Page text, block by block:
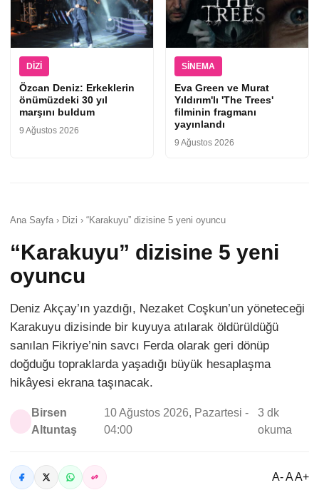
DIZI
Özcan Deniz: Erkeklerin
önümüzdeki 30 yıl
marşını buldum
9 Ağustos 2026
SINEMA
Eva Green ve Murat
Yıldırım'lı 'The Trees'
filminin fragmanı
yayınlandı
9 Ağustos 2026
Ana Sayfa › Dizi › “Karakuyu” dizisine 5 yeni oyuncu
“Karakuyu” dizisine 5 yeni
oyuncu
Deniz Akçay’ın yazdığı, Nezaket Coşkun’un yöneteceği
Karakuyu dizisinde bir kuyuya atılarak öldürüldüğü
sanılan Fikriye’nin savcı Ferda olarak geri dönüp
doğduğu topraklarda yaşadığı büyük hesaplaşma
hikâyesi ekrana taşınacak.
Birsen
Altuntaş
10 Ağustos 2026, Pazartesi -
04:00
3 dk
okuma
A- A A+